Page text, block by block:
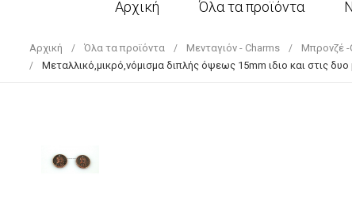
Αρχική Όλα τα προϊόντα
Αρχική Όλα τα προϊόντα Μενταγιόν - Charms
Μπρονζέ -
Mεταλλικό,μικρό,νόμισμα διπλής όψεως 15mm ιδιο και στις